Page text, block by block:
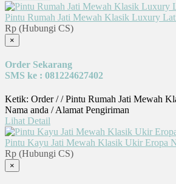
Pintu Rumah Jati Mewah Klasik Luxury
Rp (Hubungi CS)
×
Order Sekarang
SMS ke : 081224627402
Ketik: Order / / Pintu Rumah Jati Mewah
Nama anda / Alamat Pengiriman
Lihat Detail
Pintu Kayu Jati Mewah Klasik Ukir Eropa
Rp (Hubungi CS)
×